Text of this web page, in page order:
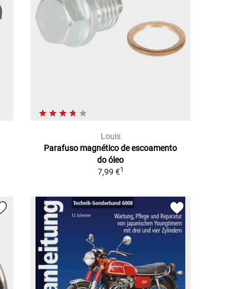
Louis
Parafuso magnético de escoamento
do óleo
7,99 €1